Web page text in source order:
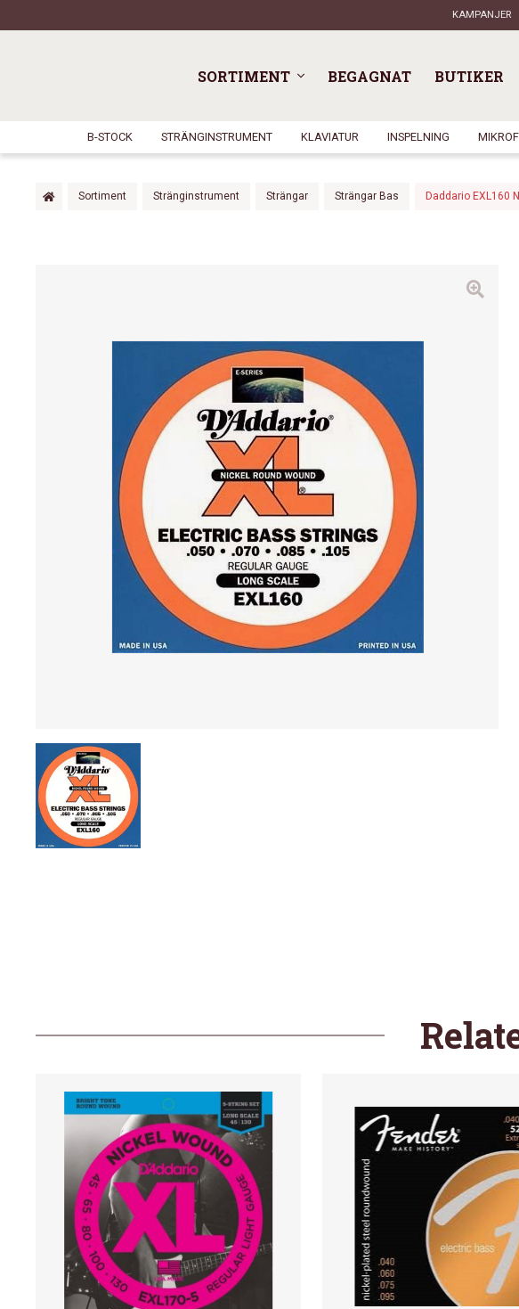
KAMPANJER
SORTIMENT BEGAGNAT BUTIKER
B-STOCK STRÄNGINSTRUMENT KLAVIATUR INSPELNING
Sortiment Stränginstrument Strängar Strängar Bas Daddario EXL160